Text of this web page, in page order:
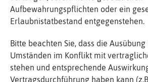
Aufbewahrungspflichten oder ein
Erlaubnistatbestand entgegenstehen.
Bitte beachten Sie, dass die
Umständen im Konflikt mit
stehen und entsprechende
Vertragsdurchführung haben kann